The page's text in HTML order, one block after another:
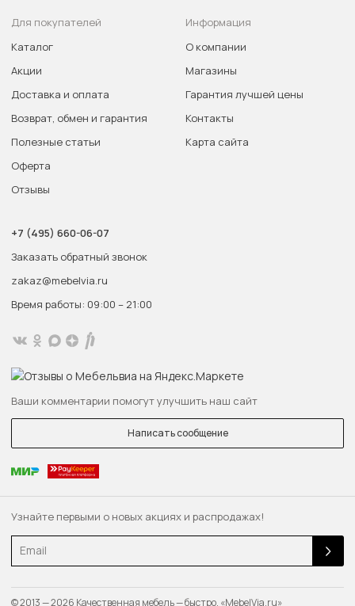
Узнайте первыми о новых акциях и распродажах!
Email
Для покупателей
Каталог
Акции
Доставка и оплата
Возврат, обмен и гарантия
Полезные статьи
Оферта
Отзывы
Информация
О компании
Магазины
Гарантия лучшей цены
Контакты
Карта сайта
+7 (495) 660-06-07
Заказать обратный звонок
zakaz@mebelvia.ru
Время работы: 09:00 – 21:00
Ваши комментарии помогут улучшить наш сайт
Написать сообщение
© 2013 — 2026 Качественная мебель — быстро. «MebelVia.ru»